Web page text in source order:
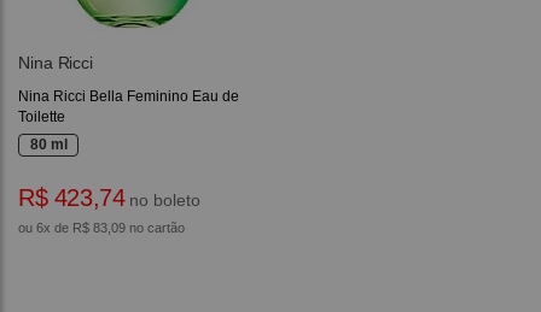
Nina Ricci
Nina Ricci Bella Feminino Eau de
Toilette
80 ml
R$ 423,74no boleto
ou 6x de R$ 83,09 no cartão